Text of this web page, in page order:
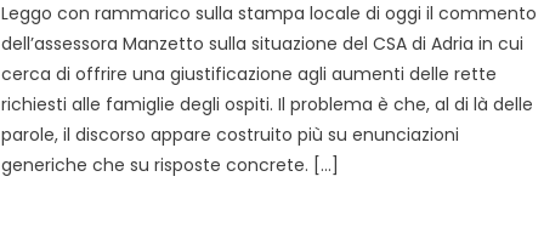
Leggo con rammarico sulla stampa locale di oggi il commento
dell’assessora Manzetto sulla situazione del CSA di Adria in cui
cerca di offrire una giustificazione agli aumenti delle rette
richiesti alle famiglie degli ospiti. Il problema è che, al di là delle
parole, il discorso appare costruito più su enunciazioni
generiche che su risposte concrete. […]